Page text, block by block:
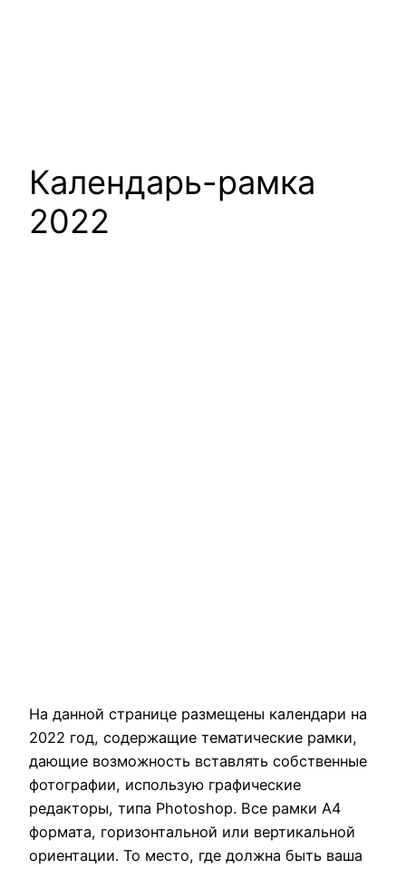
Календарь-рамка
2022
На данной странице размещены календари на
2022 год, содержащие тематические рамки,
дающие возможность вставлять собственные
фотографии, использую графические
редакторы, типа Photoshop. Все рамки А4
формата, горизонтальной или вертикальной
ориентации. То место, где должна быть ваша